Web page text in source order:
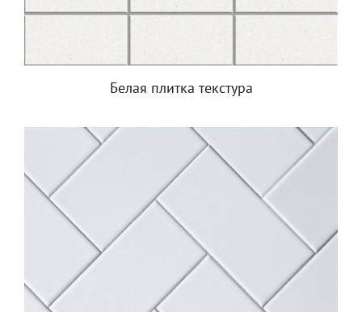
Белая плитка текстура